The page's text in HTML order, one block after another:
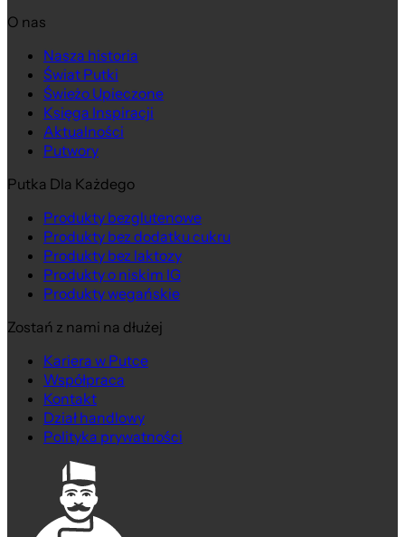
O nas
Nasza historia
Świat Putki
Świeżo Upieczone
Księga Inspiracji
Aktualności
Putwory
Putka Dla Każdego
Produkty bezglutenowe
Produkty bez dodatku cukru
Produkty bez laktozy
Produkty o niskim IG
Produkty wegańskie
Zostań z nami na dłużej
Kariera w Putce
Współpraca
Kontakt
Dział handlowy
Polityka prywatności